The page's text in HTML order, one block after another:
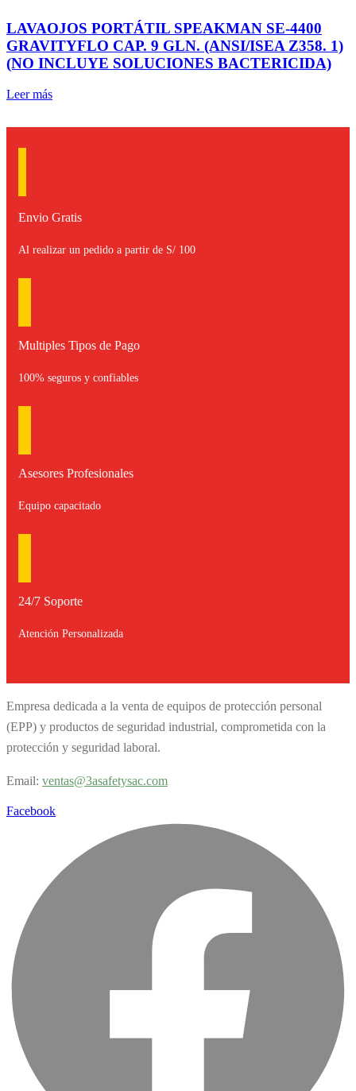
LAVAOJOS PORTÁTIL SPEAKMAN SE-4400
GRAVITYFLO CAP. 9 GLN. (ANSI/ISEA Z358. 1)
(NO INCLUYE SOLUCIONES BACTERICIDA)
Leer más
Envio Gratis
Al realizar un pedido a partir de S/ 100
Multiples Tipos de Pago
100% seguros y confiables
Asesores Profesionales
Equipo capacitado
24/7 Soporte
Atención Personalizada
Empresa dedicada a la venta de equipos de protección personal
(EPP) y productos de seguridad industrial, comprometida con la
protección y seguridad laboral.
Email: ventas@3asafetysac.com
Facebook